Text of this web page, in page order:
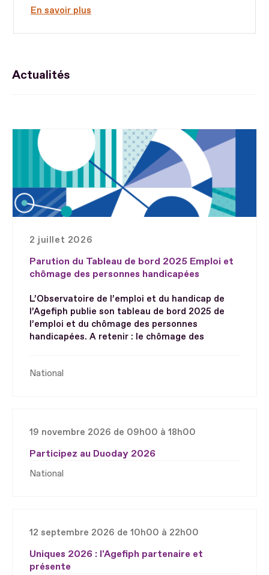
En savoir plus
Actualités
2 juillet 2026
Parution du Tableau de bord 2025 Emploi et
chômage des personnes handicapées
L’Observatoire de l’emploi et du handicap de
l’Agefiph publie son tableau de bord 2025 de
l’emploi et du chômage des personnes
handicapées. A retenir : le chômage des
National
19 novembre 2026 de 09h00 à 18h00
Participez au Duoday 2026
National
12 septembre 2026 de 10h00 à 22h00
Uniques 2026 : l'Agefiph partenaire et
présente